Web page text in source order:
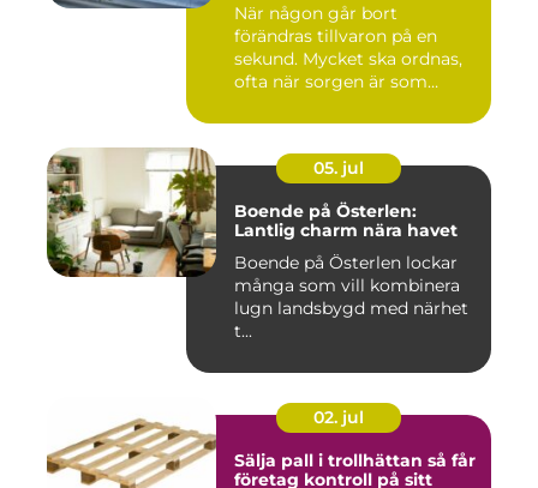
När någon går bort
förändras tillvaron på en
sekund. Mycket ska ordnas,
ofta när sorgen är som
05. jul
Boende på Österlen:
Lantlig charm nära havet
Boende på Österlen lockar
många som vill kombinera
lugn landsbygd med närhet
t...
02. jul
Sälja pall i trollhättan så får
företag kontroll på sitt